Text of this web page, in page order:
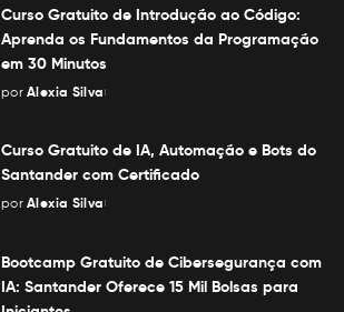
Curso Gratuito de Introdução ao Código:
Aprenda os Fundamentos da Programação
em 30 Minutos
Posted
por Alexia Silva
Curso Gratuito de IA, Automação e Bots do
Santander com Certificado
Posted
por Alexia Silva
Bootcamp Gratuito de Cibersegurança com
IA: Santander Oferece 15 Mil Bolsas para